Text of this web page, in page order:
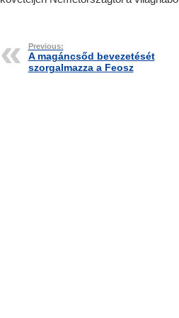
Previous:
A magáncsőd bevezetését
szorgalmazza a Feosz